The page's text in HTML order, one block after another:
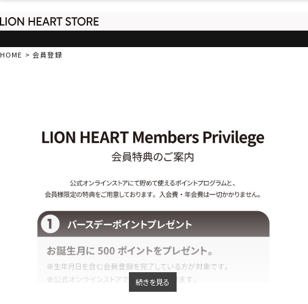
HOME 会員登録
続きを見る